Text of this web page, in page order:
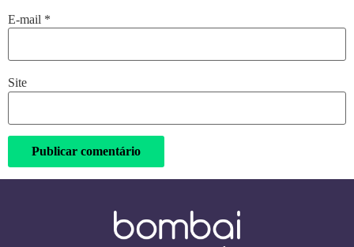
E-mail *
Site